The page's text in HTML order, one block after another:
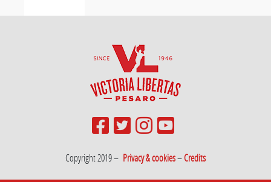
Copyright 2019 – Privacy & cookies–Credits